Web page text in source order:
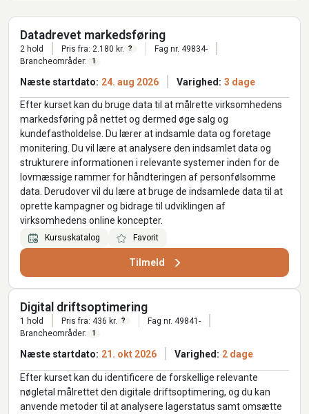
Datadrevet markedsføring
2 hold Pris fra: 2.180 kr. ?
Fag nr. 49834-
Brancheområder:
1
Næste startdato: 24. aug 2026 Varighed: 3 dage
Efter kurset kan du bruge data til at målrette virksomhedens
markedsføring på nettet og dermed øge salg og
kundefastholdelse. Du lærer at indsamle data og foretage
monitering. Du vil lære at analysere den indsamlet data og
strukturere informationen i relevante systemer inden for de
lovmæssige rammer for håndteringen af personfølsomme
data. Derudover vil du lære at bruge de indsamlede data til at
oprette kampagner og bidrage til udviklingen af
virksomhedens online koncepter.
Kursuskatalog Favorit
Tilmeld
Digital driftsoptimering
1 hold Pris fra: 436 kr. ?
Fag nr. 49841-
Brancheområder:
1
Næste startdato: 21. okt 2026 Varighed: 2 dage
Efter kurset kan du identificere de forskellige relevante
nøgletal målrettet den digitale driftsoptimering, og du kan
anvende metoder til at analysere lagerstatus samt omsætte